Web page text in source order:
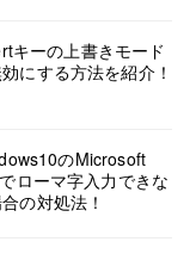
キーの上書きモード
にする方法を紹介！
のMicrosoft
ローマ字入力できな
の対処法！